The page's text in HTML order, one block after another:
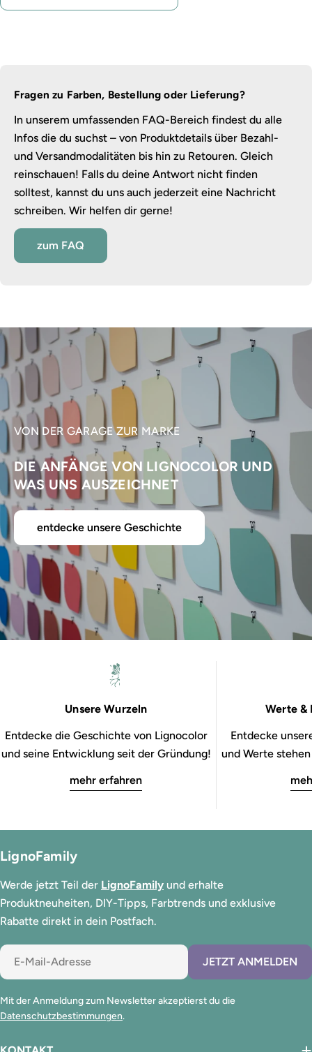
Fragen zu Farben, Bestellung oder Lieferung?
In unserem umfassenden FAQ-Bereich findest du alle
Infos die du suchst – von Produktdetails über Bezahl-
und Versandmodalitäten bis hin zu Retouren. Gleich
reinschauen! Falls du deine Antwort nicht finden
solltest, kannst du uns auch jederzeit eine Nachricht
schreiben. Wir helfen dir gerne!
zum FAQ
VON DER GARAGE ZUR MARKE
DIE ANFÄNGE VON LIGNOCOLOR UND
WAS UNS AUSZEICHNET
entdecke unsere Geschichte
Unsere Wurzeln
Entdecke die Geschichte von Lignocolor
und seine Entwicklung seit der Gründung!
mehr erfahren
Werte &
Entdecke
und Werte
LignoFamily
Werde jetzt Teil der LignoFamily und erhalte
Produktneuheiten, DIY-Tipps, Farbtrends und exklusive
Rabatte direkt in dein Postfach.
E-
Mail
JETZT ANMELDEN
Mit der Anmeldung zum Newsletter akzeptierst du die
Datenschutzbestimmungen.